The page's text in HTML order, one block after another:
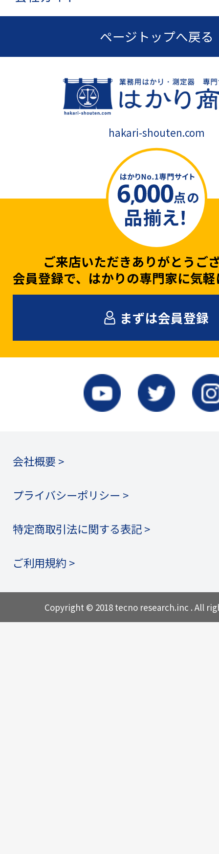
会社概要 >
プライバシーポリシー >
特定商取引法に関する表記 >
ご利用規約 >
ご来店いただきありがとうご
会員登録で、はかりの専門家に気
まずは会員登録
ページトップへ戻る
hakari-shouten.com
Copyright © 2018 tecno research.inc . All